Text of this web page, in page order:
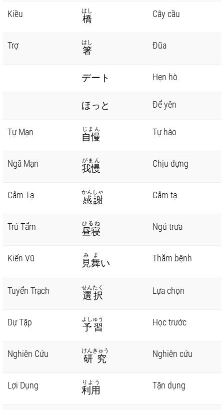
Kiều 橋
はし Cây cầu
Trợ 箸
はし Đũa
デート Hẹn hò
ほっと Để yên
Tự Mạn 自慢
じまん Tự hào
Ngã Mạn 我慢
がまん Chịu đựng
Cảm Tạ 感謝
かんしゃ Cảm tạ
Trú Tẩm 昼寝
ひるね Ngủ trưa
Kiến Vũ 見舞
みま
い Thăm bệnh
Tuyển Trạch 選択
せんたく Lựa chọn
Dự Tập 予習
よしゅう Học trước
Nghiên Cứu 研究
けんきゅう Nghiên cứu
Lợi Dụng 利用
りよう Tận dụng